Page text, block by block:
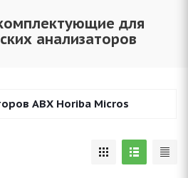
для
анализаторов
ABX Horiba Micros